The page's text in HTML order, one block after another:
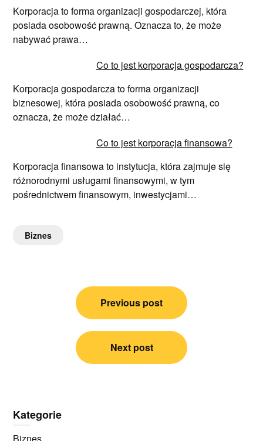
Korporacja to forma organizacji gospodarczej, która
posiada osobowość prawną. Oznacza to, że może
nabywać prawa…
Co to jest korporacja gospodarcza?
Korporacja gospodarcza to forma organizacji
biznesowej, która posiada osobowość prawną, co
oznacza, że może działać…
Co to jest korporacja finansowa?
Korporacja finansowa to instytucja, która zajmuje się
różnorodnymi usługami finansowymi, w tym
pośrednictwem finansowym, inwestycjami…
Biznes
Nawigacja
Previous post
Next post
Kategorie